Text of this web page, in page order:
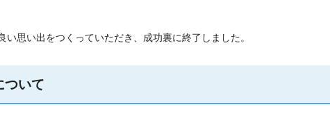
思い出をつくっていただき、成功裏に終了しました。
ついて